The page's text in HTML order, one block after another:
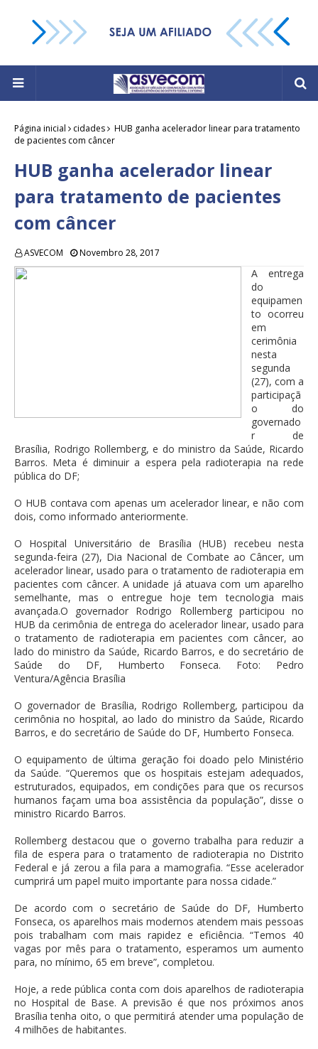
Página inicial cidades
HUB ganha acelerador linear para tratamento
de pacientes com câncer
HUB ganha acelerador linear
para tratamento de pacientes
com câncer
ASVECOM Novembro 28, 2017
A entrega
do
equipamen
to ocorreu
em
cerimônia
nesta
segunda
(27), com a
participaçã
o do
governado
r de
Brasília, Rodrigo Rollemberg, e do ministro da Saúde, Ricardo
Barros. Meta é diminuir a espera pela radioterapia na rede
pública do DF;
O HUB contava com apenas um acelerador linear, e não com
dois, como informado anteriormente.
O Hospital Universitário de Brasília (HUB) recebeu nesta
segunda-feira (27), Dia Nacional de Combate ao Câncer, um
acelerador linear, usado para o tratamento de radioterapia em
pacientes com câncer. A unidade já atuava com um aparelho
semelhante, mas o entregue hoje tem tecnologia mais
avançada.O governador Rodrigo Rollemberg participou no
HUB da cerimônia de entrega do acelerador linear, usado para
o tratamento de radioterapia em pacientes com câncer, ao
lado do ministro da Saúde, Ricardo Barros, e do secretário de
Saúde do DF, Humberto Fonseca. Foto: Pedro
Ventura/Agência Brasília
O governador de Brasília, Rodrigo Rollemberg, participou da
cerimônia no hospital, ao lado do ministro da Saúde, Ricardo
Barros, e do secretário de Saúde do DF, Humberto Fonseca.
O equipamento de última geração foi doado pelo Ministério
da Saúde. “Queremos que os hospitais estejam adequados,
estruturados, equipados, em condições para que os recursos
humanos façam uma boa assistência da população”, disse o
ministro Ricardo Barros.
Rollemberg destacou que o governo trabalha para reduzir a
fila de espera para o tratamento de radioterapia no Distrito
Federal e já zerou a fila para a mamografia. “Esse acelerador
cumprirá um papel muito importante para nossa cidade.”
De acordo com o secretário de Saúde do DF, Humberto
Fonseca, os aparelhos mais modernos atendem mais pessoas
pois trabalham com mais rapidez e eficiência. “Temos 40
vagas por mês para o tratamento, esperamos um aumento
para, no mínimo, 65 em breve”, completou.
Hoje, a rede pública conta com dois aparelhos de radioterapia
no Hospital de Base. A previsão é que nos próximos anos
Brasília tenha oito, o que permitirá atender uma população de
4 milhões de habitantes.